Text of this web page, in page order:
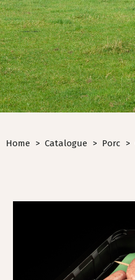
Home > Catalogue > Porc >